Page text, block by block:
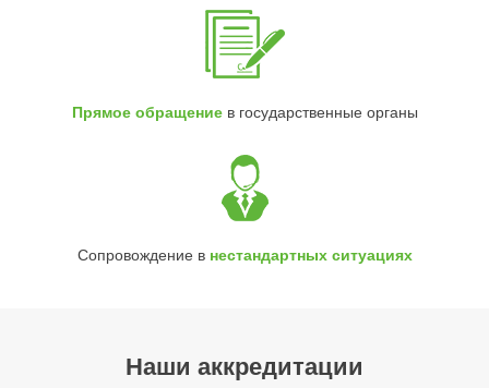
Прямое обращениев государственные органы
Сопровождение в нестандартных ситуациях
Наши аккредитации